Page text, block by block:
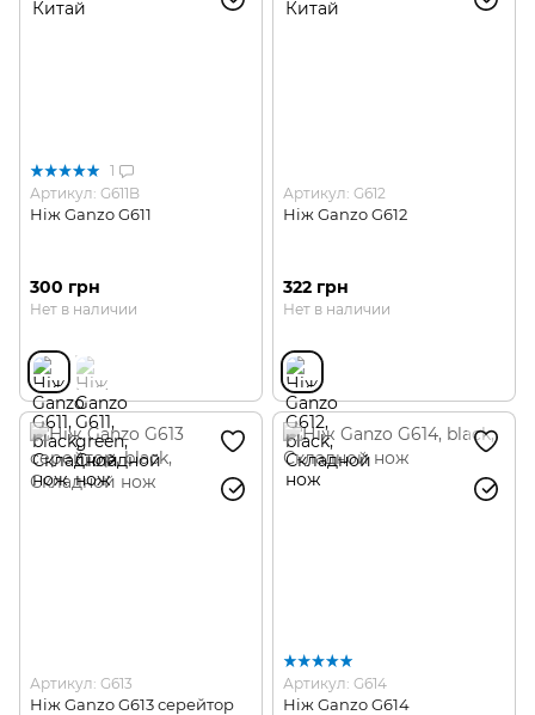
1
Артикул: G611B
Ніж Ganzo G611
300 грн
Нет в наличии
Артикул: G612
Ніж Ganzo G612
322 грн
Нет в наличии
Артикул: G613
Ніж Ganzo G613 серейтор
Артикул: G614
Ніж Ganzo G614